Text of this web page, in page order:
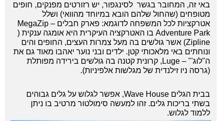
באי זה, המחובר בגשר לסינגפור, יש רזורטים מפנקים, חופים
מטופחים (שהחול שלהם הובא במיוחד מהוואי) ושלל
אטרקציות לכל המשפחה לדוגמא: פארק חבלים – MegaZip
Adventure Park בו האטרקציה העיקרית היא אומגה ענקית (
Zipline) אשר גולשים בה מעל צמרות העצים, החופים והים
ונוחתים באי מלאכותי קטן. ילדים ובני נוער יאהבו מאוד גם את
ה"לוג'" – Luge, קרונית קטנה בה גולשים בירידה מפותלת
(גרסה ניו זילנדית של מגלשות אלפיניות).
בבית הגלים Wave House, אפשר לגלוש על גלים גבוהים
בשתי בריכות גלים. זהו למעשה סימולטור מרטיב בו ניתן
ללמוד לגלוש.